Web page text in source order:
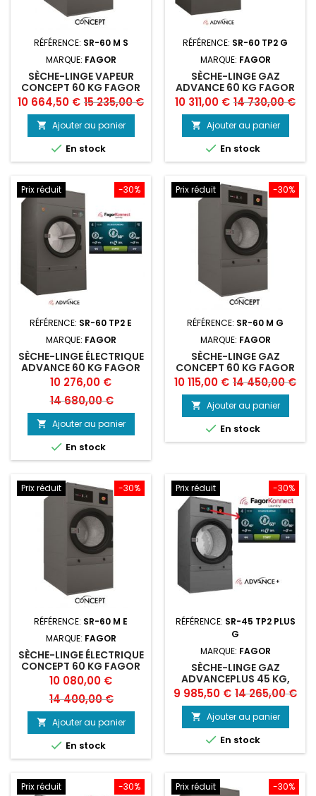
RÉFÉRENCE: SR-60 M S
MARQUE: FAGOR
SÈCHE-LINGE VAPEUR
CONCEPT 60 KG FAGOR
Prix
10 664,50 € Prix
de
base
15 235,00 €
 Ajouter au panier
 En stock
RÉFÉRENCE: SR-60 TP2 G
MARQUE: FAGOR
SÈCHE-LINGE GAZ
ADVANCE 60 KG FAGOR
Prix
10 311,00 € Prix
de
base
14 730,00 €
 Ajouter au panier
 En stock
-30%
Prix réduit
RÉFÉRENCE: SR-60 TP2 E
MARQUE: FAGOR
SÈCHE-LINGE ÉLECTRIQUE
ADVANCE 60 KG FAGOR
Prix
10 276,00 €Prix
de
base
14 680,00 €
 Ajouter au panier
 En stock
-30%
Prix réduit
RÉFÉRENCE: SR-60 M G
MARQUE: FAGOR
SÈCHE-LINGE GAZ
CONCEPT 60 KG FAGOR
Prix
10 115,00 € Prix
de
base
14 450,00 €
 Ajouter au panier
 En stock
-30%
Prix réduit
RÉFÉRENCE: SR-60 M E
MARQUE: FAGOR
SÈCHE-LINGE ÉLECTRIQUE
CONCEPT 60 KG FAGOR
Prix
10 080,00 €Prix
de
base
14 400,00 €
 Ajouter au panier
 En stock
-30%
Prix réduit
RÉFÉRENCE: SR-45 TP2 PLUS
G
MARQUE: FAGOR
SÈCHE-LINGE GAZ
ADVANCEPLUS 45 KG,
FAGOR
Prix
9 985,50 € Prix
de
base
14 265,00 €
 Ajouter au panier
 En stock
-30%
Prix réduit -30%
Prix réduit